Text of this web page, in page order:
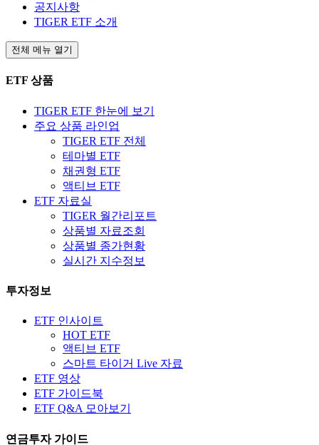
공지사항
TIGER ETF 소개
전체 메뉴 열기
ETF 상품
TIGER ETF 한눈에 보기
주요 상품 라인업
TIGER ETF 전체
테마별 ETF
채권형 ETF
액티브 ETF
ETF 자료실
TIGER 월간리포트
상품별 자료조회
상품별 종가현황
실시간 지수정보
투자정보
ETF 인사이트
HOT ETF
액티브 ETF
스마트 타이거 Live 자료
ETF 영상
ETF 가이드북
ETF Q&A 모아보기
연금투자 가이드